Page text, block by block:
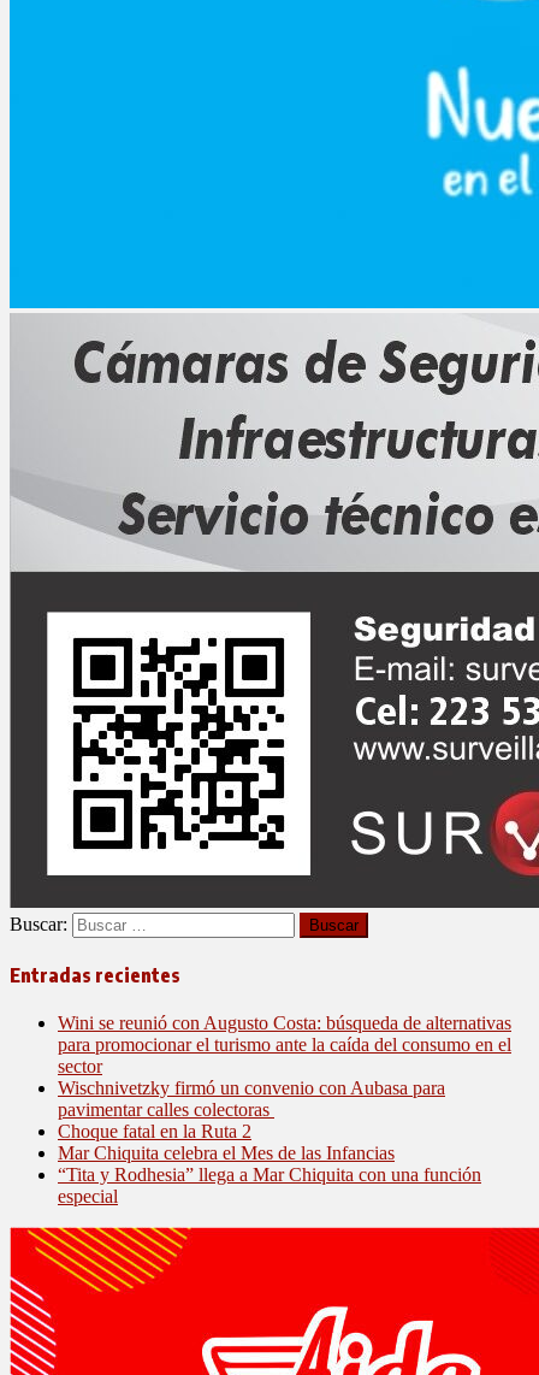
Buscar:
Entradas recientes
Wini se reunió con Augusto Costa: búsqueda de alternativas
para promocionar el turismo ante la caída del consumo en el
sector
Wischnivetzky firmó un convenio con Aubasa para
pavimentar calles colectoras
Choque fatal en la Ruta 2
Mar Chiquita celebra el Mes de las Infancias
“Tita y Rodhesia” llega a Mar Chiquita con una función
especial